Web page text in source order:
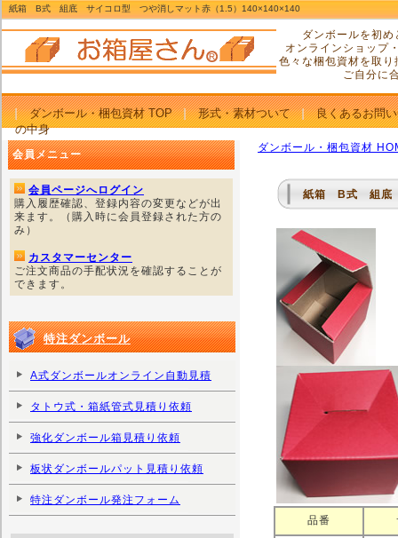
紙箱 B式 組底 サイコロ型 つや消しマット赤（1.5）140×140×140
ダンボールを初
オンラインショップ
色々な梱包資材を取
ご自分に
ダンボール・梱包資材 TOP 形式・素材ついて
良くあるお問
の中身
ダンボール・梱包資材
紙箱 B式 組底
品番
会員メニュー
会員ページへログイン
購入履歴確認、登録内容の変更などが出
来ます。（購入時に会員登録された方の
み）
カスタマーセンター
ご注文商品の手配状況を確認することが
できます。
特注ダンボール
A式ダンボールオンライン自動見積
タトウ式・箱紙管式見積り依頼
強化ダンボール箱見積り依頼
板状ダンボールパット見積り依頼
特注ダンボール発注フォーム